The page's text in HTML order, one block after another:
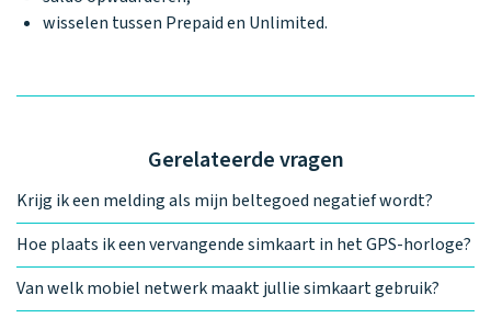
wisselen tussen Prepaid en Unlimited.
Gerelateerde vragen
Krijg ik een melding als mijn beltegoed negatief wordt?
Hoe plaats ik een vervangende simkaart in het GPS-horloge?
Van welk mobiel netwerk maakt jullie simkaart gebruik?